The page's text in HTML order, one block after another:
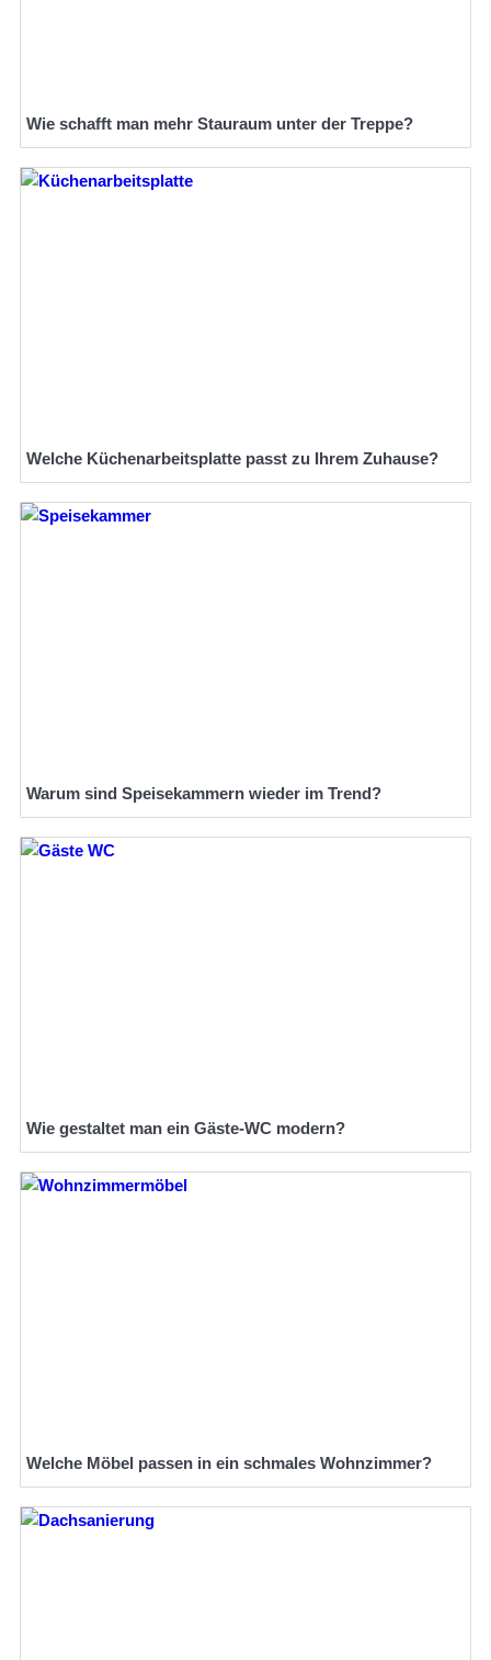
Wie schafft man mehr Stauraum unter der Treppe?
Welche Küchenarbeitsplatte passt zu Ihrem Zuhause?
Warum sind Speisekammern wieder im Trend?
Wie gestaltet man ein Gäste-WC modern?
Welche Möbel passen in ein schmales Wohnzimmer?